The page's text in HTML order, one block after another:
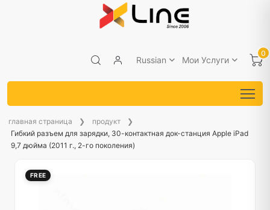
Russian Мои Услуги
0
главная страница
продукт
Гибкий разъем для зарядки, 30-контактная док-станция Apple iPad
9,7 дюйма (2011 г., 2-го поколения)
FREE